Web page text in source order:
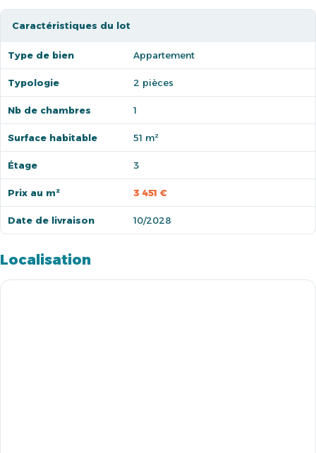
Caractéristiques du lot
Type de bien Appartement
Typologie 2 pièces
Nb de chambres 1
Surface habitable 51 m²
Étage 3
Prix au m² 3 451 €
Date de livraison 10/2028
Localisation